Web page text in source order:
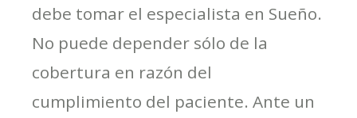
debe tomar el especialista en Sueño.
No puede depender sólo de la
cobertura en razón del
cumplimiento del paciente. Ante un